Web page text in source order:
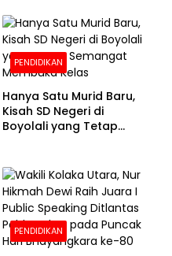
Sekolah
PENDIDIKAN
Hanya Satu Murid Baru,
Kisah SD Negeri di
Boyolali yang Tetap
PENDIDIKAN